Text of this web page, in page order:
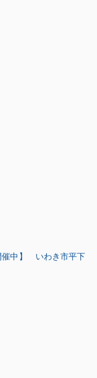
催中】 いわき市平下